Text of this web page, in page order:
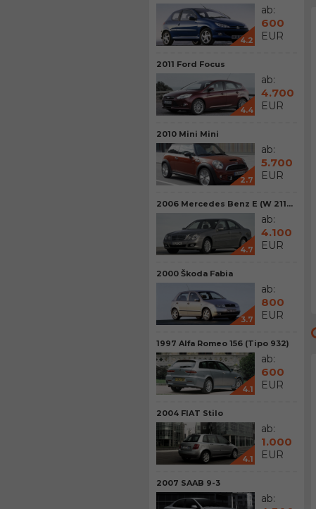
4.2
ab:
600
EUR
2011 Ford Focus
4.4
ab:
4.700
EUR
2010 Mini Mini
2.7
ab:
5.700
EUR
2006 Mercedes Benz E (W 211...
4.7
ab:
4.100
EUR
2000 Škoda Fabia
3.7
ab:
800
EUR
1997 Alfa Romeo 156 (Tipo 932)
4.1
ab:
600
EUR
2004 FIAT Stilo
4.1
ab:
1.000
EUR
2007 SAAB 9-3
ab: